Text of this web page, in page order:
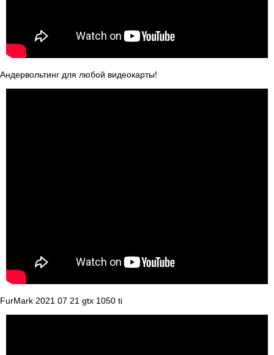
Андервольтинг для любой видеокарты!
FurMark 2021 07 21 gtx 1050 ti